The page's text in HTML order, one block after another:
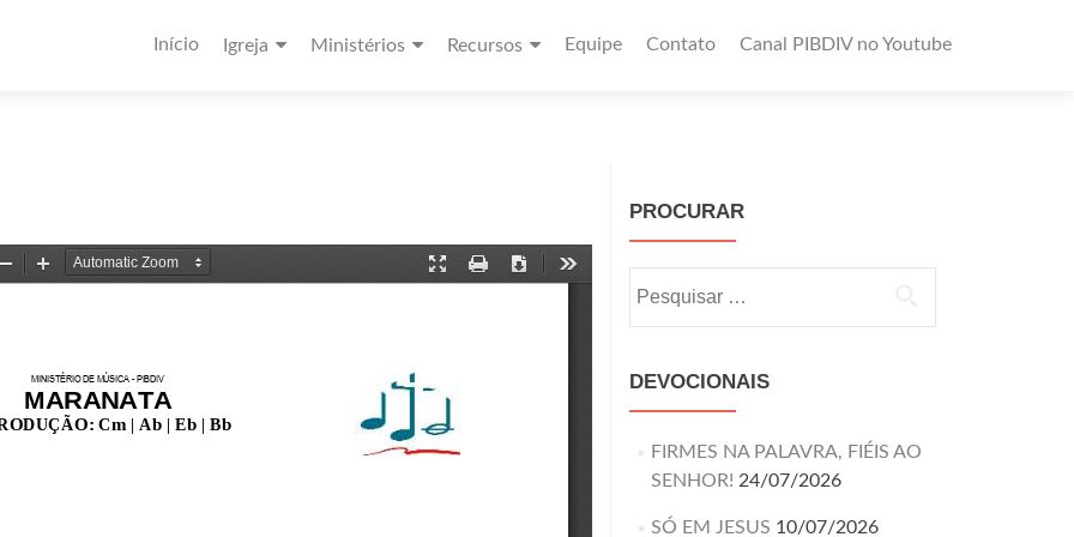
Início Igreja Ministérios Recursos Equipe Contato Canal PIBDIV no Youtube
PROCURAR
DEVOCIONAIS
FIRMES NA PALAVRA, FIÉIS AO
SENHOR! 24/07/2026
SÓ EM JESUS 10/07/2026